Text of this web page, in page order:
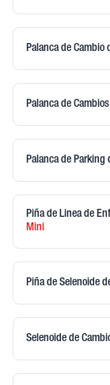
Palanca de Cambio
Palanca de
Palanca de Parking
Piña de Linea de
Mini
Piña de Selenoide
Selenoide de